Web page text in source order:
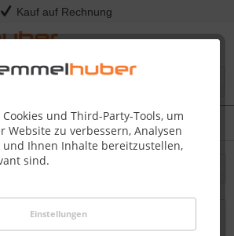
Kauf auf Rechnung
und Third-Party-Tools, um
Website zu verbessern, Analysen
Ihnen Inhalte bereitzustellen,
sind.
Einstellungen
aus Holz für den